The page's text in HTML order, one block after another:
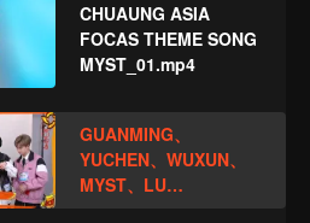
CHUAUNG ASIA
FOCAS THEME SONG
MYST_01.mp4
GUANMING、
YUCHEN、WUXUN、
MYST、LU
JUNXIOpen the red